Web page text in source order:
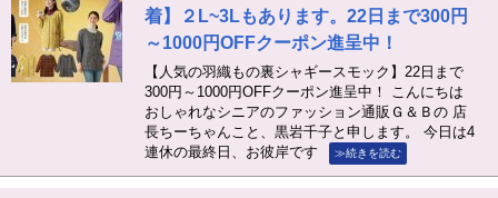
着】２L~3Lもあります。22日まで300円
～1000円OFFクーポン進呈中！
【人気の羽織もの裏シャギースモック】22日まで
300円～1000円OFFクーポン進呈中！ こんにちは
おしゃれなシニアのファッション通販Ｇ＆Ｂの 店
長ちーちゃんこと、黒岩千子と申します。 今日は4
連休の最終日、お彼岸です
≫続きを読む